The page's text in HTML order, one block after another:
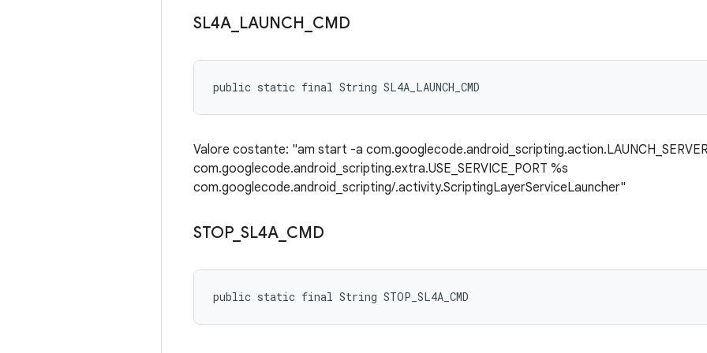
SL4A LAUNCH CMD
public static final String SL4A_LAUNCH_CMD
Valore costante: "am start -a
com.googlecode.android_scripting.extra.USE_SERVICE_PORT %s
com.googlecode.android_scripting/.activity.ScriptingLayerServiceLauncher"
STOP_ SL4A CMD
public static final String STOP_SL4A_CMD